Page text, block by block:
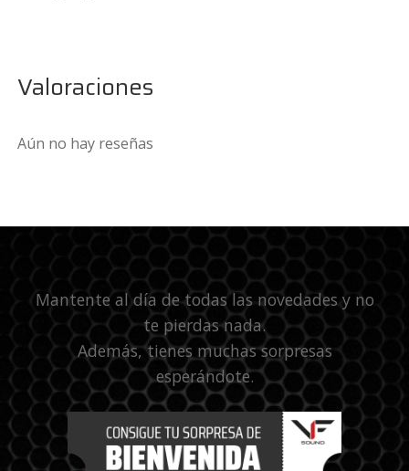
Valoraciones
Aún no hay reseñas
Mantente al día de todas las novedades y no
te pierdas nada.
Además, tienes muchas sorpresas
esperándote.